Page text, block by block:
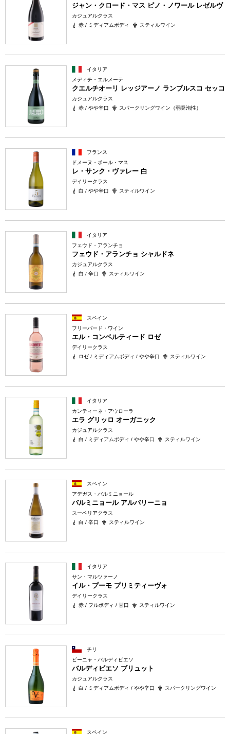
ジャン・クロード・マス ピノ・ノワール レゼルヴ
カジュアルクラス
赤 / ミディアムボディ
スティルワイン
イタリア
メディチ・エルメーテ
クエルチオーリ レッジアーノ ランブルスコ セッコ
カジュアルクラス
赤 / やや辛口
スパークリングワイン（弱発泡性）
フランス
ドメーヌ・ポール・マス
レ・サンク・ヴァレー 白
デイリークラス
白 / やや辛口
スティルワイン
イタリア
フェウド・アランチョ
フェウド・アランチョ シャルドネ
カジュアルクラス
白 / 辛口
スティルワイン
スペイン
フリーバード・ワイン
エル・コンベルティード ロゼ
デイリークラス
ロゼ / ミディアムボディ / やや辛口
スティルワイン
イタリア
カンティーネ・アウローラ
エラ グリッロ オーガニック
カジュアルクラス
白 / ミディアムボディ / やや辛口
スティルワイン
スペイン
アデガス・バルミニョール
バルミニョール アルバリーニョ
スーペリアクラス
白 / 辛口
スティルワイン
イタリア
サン・マルツァーノ
イル・プーモ プリミティーヴォ
デイリークラス
赤 / フルボディ / 甘口
スティルワイン
チリ
ビーニャ・バルディビエソ
バルディビエソ ブリュット
カジュアルクラス
白 / ミディアムボディ / やや辛口
スパークリングワイン
スペイン